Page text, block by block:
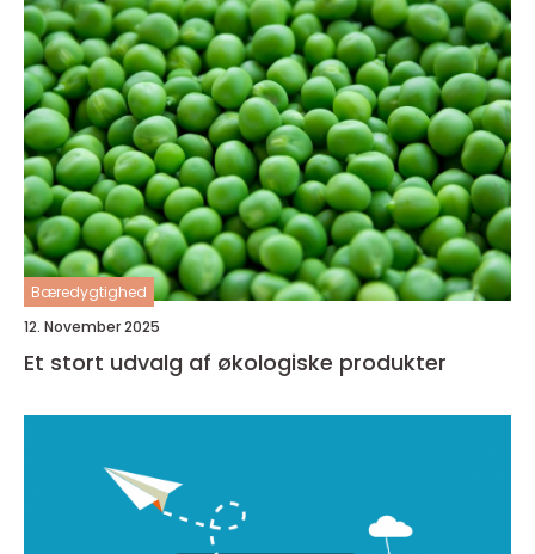
Bæredygtighed
12. November 2025
Et stort udvalg af økologiske produkter